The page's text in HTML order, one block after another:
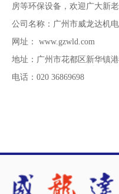
房等环保设备，欢迎广大新
公司名称：广州市威龙达机
网址： www.gzwld.com
地址：广州市花都区新华镇
电话：020 36869698